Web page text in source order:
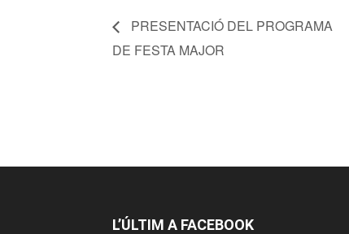
PRESENTACIÓ DEL PROGRAMA
DE FESTA MAJOR
L’ÚLTIM A FACEBOOK